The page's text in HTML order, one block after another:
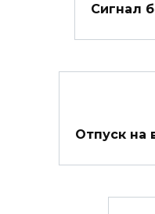
Сигнал
Отпуск на